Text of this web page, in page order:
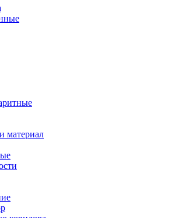
материал